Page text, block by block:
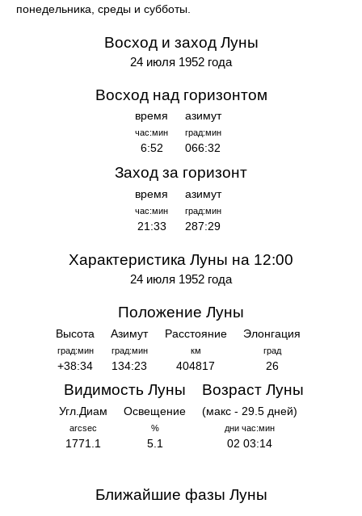
понедельника, среды и субботы.
Восход и заход Луны
24 июля 1952 года
Восход над горизонтом
время
час:мин
6:52
азимут
град:мин
066:32
Заход за горизонт
время
час:мин
21:33
азимут
град:мин
287:29
Характеристика Луны на 12:00
24 июля 1952 года
Положение Луны
Высота
град:мин
+38:34
Азимут
град:мин
134:23
Расстояние
км
404817
Элонгация
град
26
Видимость Луны
Угл.Диам
arcsec
1771.1
Освещение
%
5.1
Возраст Луны
(макс - 29.5 дней)
дни час:мин
02 03:14
Ближайшие фазы Луны